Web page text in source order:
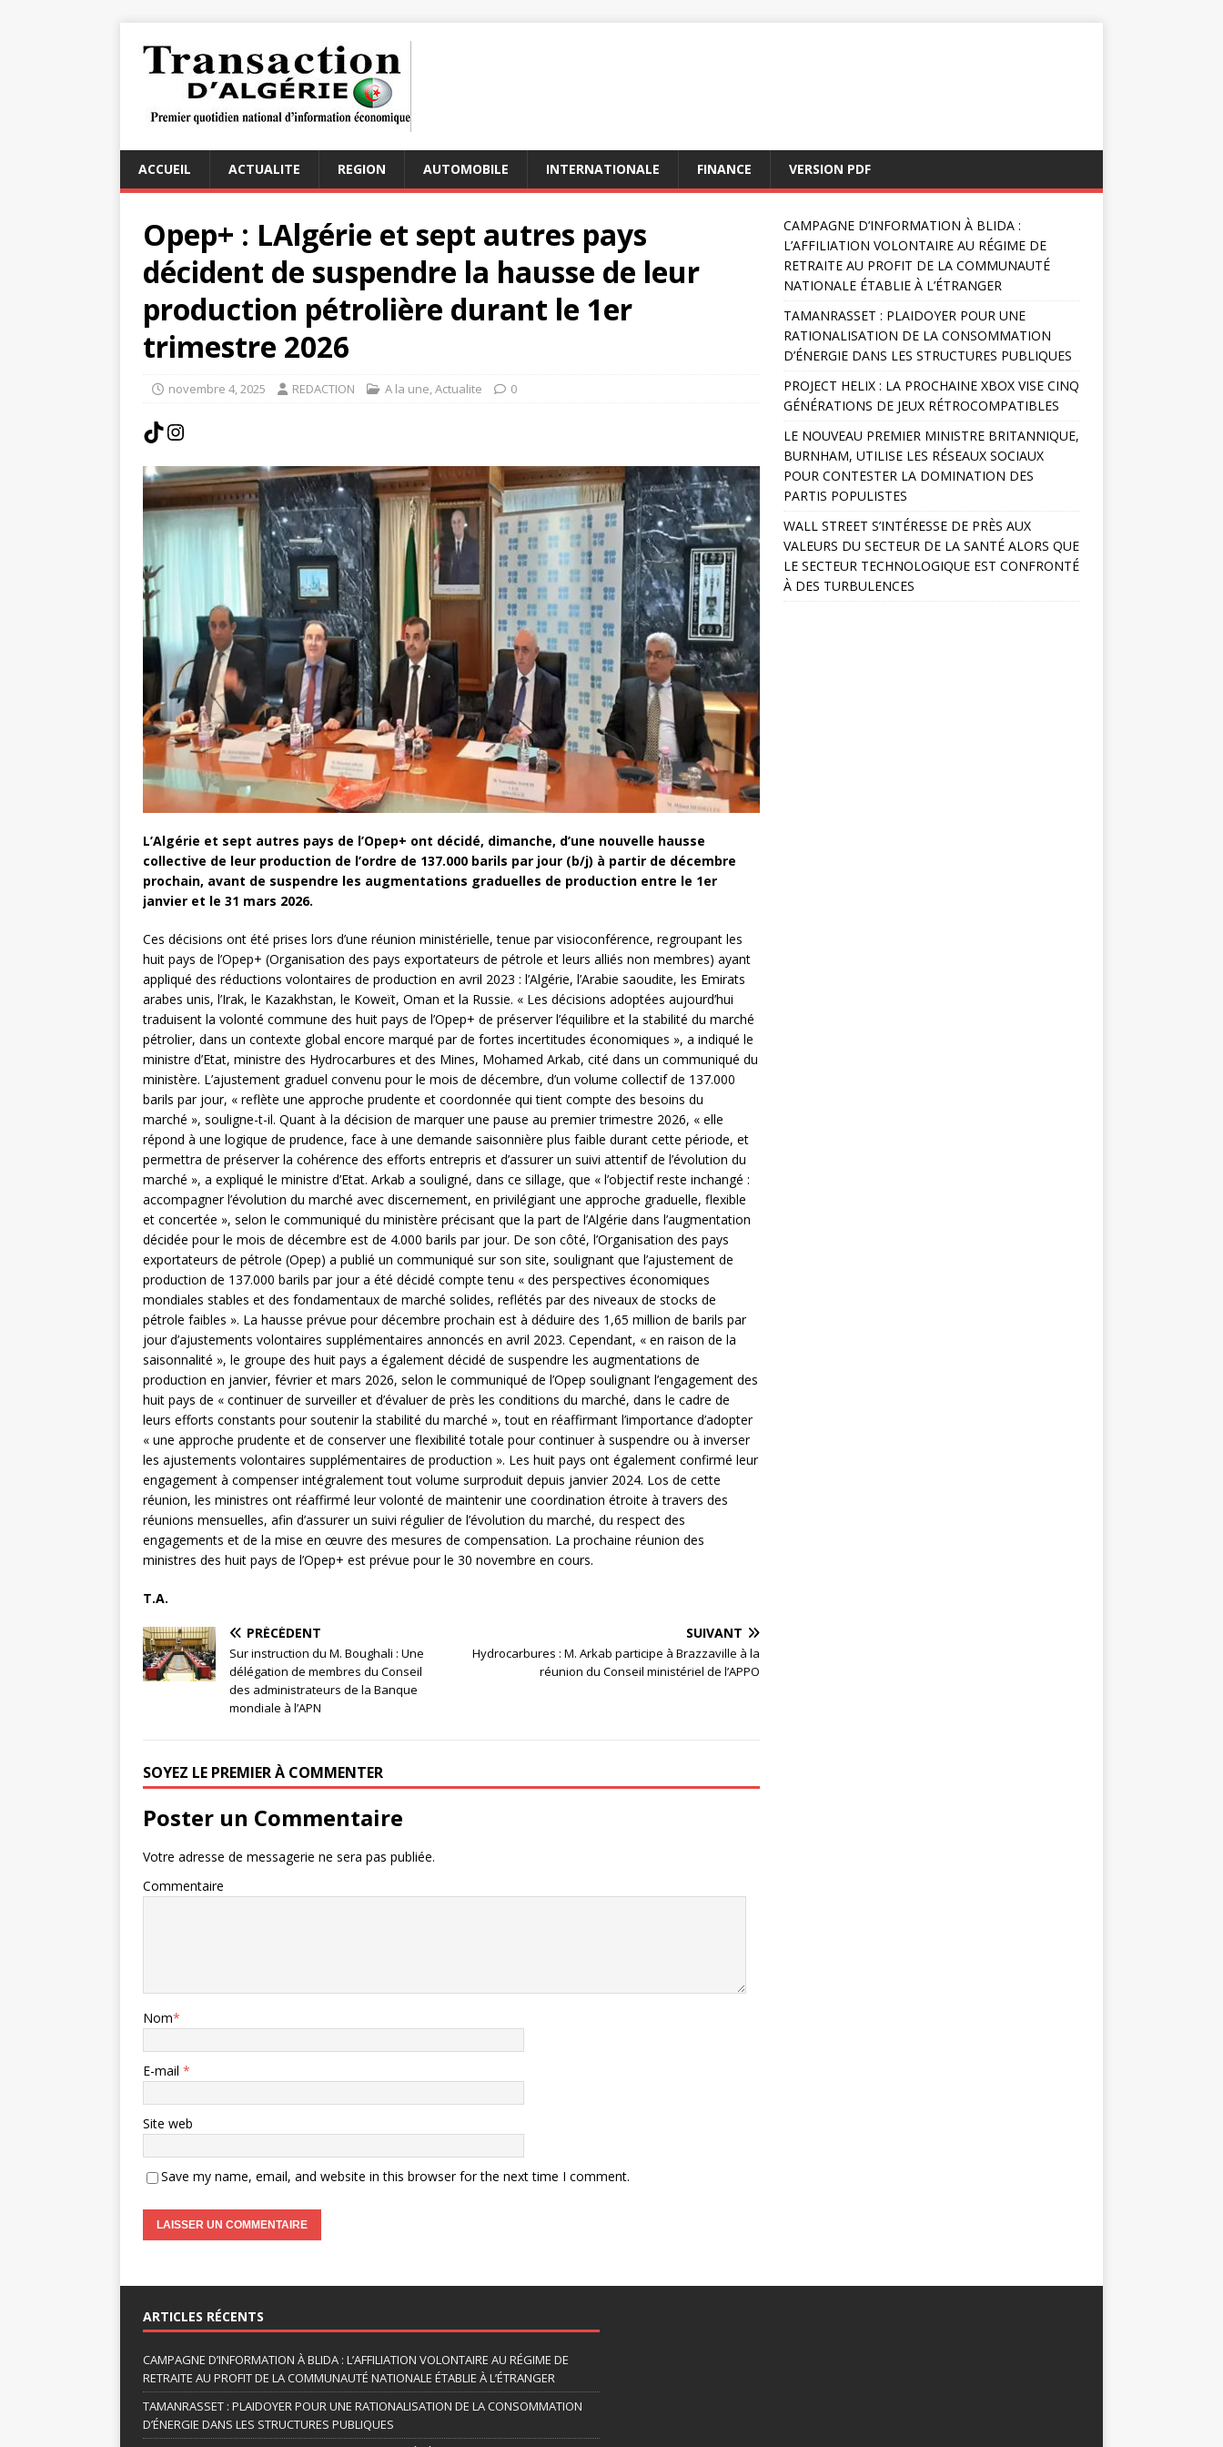
ACCUEIL ACTUALITE REGION AUTOMOBILE INTERNATIONALE FINANCE VERSION PDF
Opep+ : LAlgérie et sept autres pays
décident de suspendre la hausse de leur
production pétrolière durant le 1er
trimestre 2026
novembre 4, 2025 REDACTION A la une,Actualite 0
L’Algérie et sept autres pays de l’Opep+ ont décidé, dimanche, d’une nouvelle hausse
collective de leur production de l’ordre de 137.000 barils par jour (b/j) à partir de décembre
prochain, avant de suspendre les augmentations graduelles de production entre le 1er
janvier et le 31 mars 2026.
Ces décisions ont été prises lors d’une réunion ministérielle, tenue par visioconférence, regroupant les
huit pays de l’Opep+ (Organisation des pays exportateurs de pétrole et leurs alliés non membres) ayant
appliqué des réductions volontaires de production en avril 2023 : l’Algérie, l’Arabie saoudite, les Emirats
arabes unis, l’Irak, le Kazakhstan, le Koweït, Oman et la Russie. « Les décisions adoptées aujourd’hui
traduisent la volonté commune des huit pays de l’Opep+ de préserver l’équilibre et la stabilité du marché
pétrolier, dans un contexte global encore marqué par de fortes incertitudes économiques », a indiqué le
ministre d’Etat, ministre des Hydrocarbures et des Mines, Mohamed Arkab, cité dans un communiqué du
ministère. L’ajustement graduel convenu pour le mois de décembre, d’un volume collectif de 137.000
barils par jour, « reflète une approche prudente et coordonnée qui tient compte des besoins du
marché », souligne-t-il. Quant à la décision de marquer une pause au premier trimestre 2026, « elle
répond à une logique de prudence, face à une demande saisonnière plus faible durant cette période, et
permettra de préserver la cohérence des efforts entrepris et d’assurer un suivi attentif de l’évolution du
marché », a expliqué le ministre d’Etat. Arkab a souligné, dans ce sillage, que « l’objectif reste inchangé :
accompagner l’évolution du marché avec discernement, en privilégiant une approche graduelle, flexible
et concertée », selon le communiqué du ministère précisant que la part de l’Algérie dans l’augmentation
décidée pour le mois de décembre est de 4.000 barils par jour. De son côté, l’Organisation des pays
exportateurs de pétrole (Opep) a publié un communiqué sur son site, soulignant que l’ajustement de
production de 137.000 barils par jour a été décidé compte tenu « des perspectives économiques
mondiales stables et des fondamentaux de marché solides, reflétés par des niveaux de stocks de
pétrole faibles ». La hausse prévue pour décembre prochain est à déduire des 1,65 million de barils par
jour d’ajustements volontaires supplémentaires annoncés en avril 2023. Cependant, « en raison de la
saisonnalité », le groupe des huit pays a également décidé de suspendre les augmentations de
production en janvier, février et mars 2026, selon le communiqué de l’Opep soulignant l’engagement des
huit pays de « continuer de surveiller et d’évaluer de près les conditions du marché, dans le cadre de
leurs efforts constants pour soutenir la stabilité du marché », tout en réaffirmant l’importance d’adopter
« une approche prudente et de conserver une flexibilité totale pour continuer à suspendre ou à inverser
les ajustements volontaires supplémentaires de production ». Les huit pays ont également confirmé leur
engagement à compenser intégralement tout volume surproduit depuis janvier 2024. Los de cette
réunion, les ministres ont réaffirmé leur volonté de maintenir une coordination étroite à travers des
réunions mensuelles, afin d’assurer un suivi régulier de l’évolution du marché, du respect des
engagements et de la mise en œuvre des mesures de compensation. La prochaine réunion des
ministres des huit pays de l’Opep+ est prévue pour le 30 novembre en cours.
T.A.
PRÉCÉDENT
Sur instruction du M. Boughali : Une
délégation de membres du Conseil
des administrateurs de la Banque
mondiale à l’APN
SUIVANT
Hydrocarbures : M. Arkab participe à Brazzaville à la
réunion du Conseil ministériel de l’APPO
SOYEZ LE PREMIER À COMMENTER
Poster un Commentaire
Votre adresse de messagerie ne sera pas publiée.
Commentaire
Nom*
E-mail *
Site web
Save my name, email, and website in this browser for the next time I comment.
t
e
r
n
a
t
i
CAMPAGNE D’INFORMATION À BLIDA :
L’AFFILIATION VOLONTAIRE AU RÉGIME DE
RETRAITE AU PROFIT DE LA COMMUNAUTÉ
NATIONALE ÉTABLIE À L’ÉTRANGER
TAMANRASSET : PLAIDOYER POUR UNE
RATIONALISATION DE LA CONSOMMATION
D’ÉNERGIE DANS LES STRUCTURES PUBLIQUES
PROJECT HELIX : LA PROCHAINE XBOX VISE CINQ
GÉNÉRATIONS DE JEUX RÉTROCOMPATIBLES
LE NOUVEAU PREMIER MINISTRE BRITANNIQUE,
BURNHAM, UTILISE LES RÉSEAUX SOCIAUX
POUR CONTESTER LA DOMINATION DES
PARTIS POPULISTES
WALL STREET S’INTÉRESSE DE PRÈS AUX
VALEURS DU SECTEUR DE LA SANTÉ ALORS QUE
LE SECTEUR TECHNOLOGIQUE EST CONFRONTÉ
À DES TURBULENCES
ARTICLES RÉCENTS
CAMPAGNE D’INFORMATION À BLIDA : L’AFFILIATION VOLONTAIRE AU RÉGIME DE
RETRAITE AU PROFIT DE LA COMMUNAUTÉ NATIONALE ÉTABLIE À L’ÉTRANGER
TAMANRASSET : PLAIDOYER POUR UNE RATIONALISATION DE LA CONSOMMATION
D’ÉNERGIE DANS LES STRUCTURES PUBLIQUES